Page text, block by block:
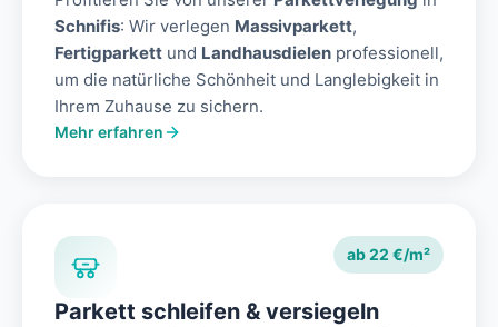
Schnifis: Wir verlegen Massivparkett,
Fertigparkett und Landhausdielen professionell,
um die natürliche Schönheit und Langlebigkeit in
Ihrem Zuhause zu sichern.
Mehr erfahren
ab 22 €/m²
Parkett schleifen & versiegeln